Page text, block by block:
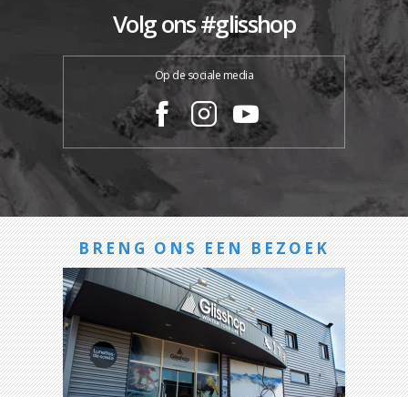
Volg ons #glisshop
Op de sociale media
BRENG ONS EEN BEZOEK